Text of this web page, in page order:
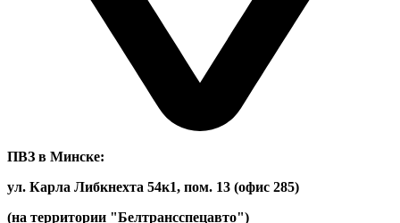
ПВЗ в Минске:
ул. Карла Либкнехта 54к1, пом. 13 (офис 285)
(на территории "Белтрансспецавто")